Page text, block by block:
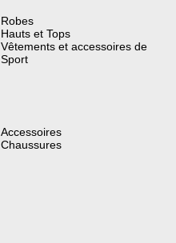
Robes
Hauts et Tops
Vêtements et accessoires de
Sport
Accessoires
Chaussures